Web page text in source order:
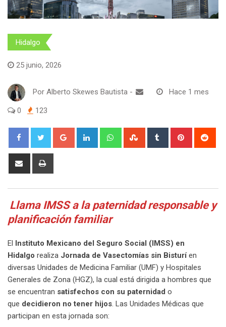
Hidalgo
25 junio, 2026
Por Alberto Skewes Bautista - Hace 1 mes
0 123
Google+ LinkedIn WhatsappStumbleUpon
Tumblr Pinterest
Share
Llama IMSS a la paternidad responsable y
planificación familiar
El Instituto Mexicano del Seguro Social (IMSS) en
Hidalgo realiza Jornada de Vasectomías sin Bisturíen
diversas Unidades de Medicina Familiar (UMF) y Hospitales
Generales de Zona (HGZ), la cual está dirigida a hombres que
se encuentran satisfechos con su paternidad o
que decidieron no tener hijos. Las Unidades Médicas que
participan en esta jornada son: